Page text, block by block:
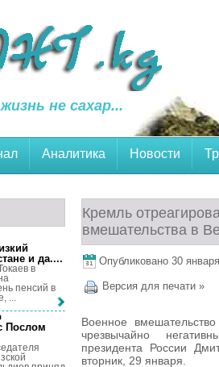
жизнь не сахар...
Аналитика Новости
Кремль
вмешательства в
Опубликовано 30
Версия для печати »
Военное
чрезвычайно
президента России
вторник, 29 января.
и да....
в
пенсий в
...
Послом